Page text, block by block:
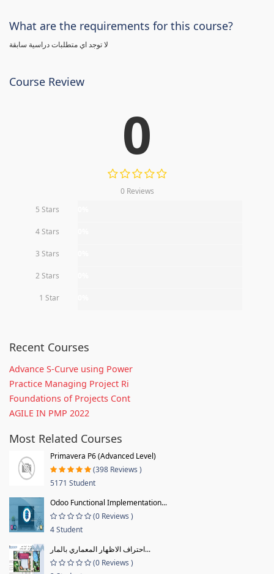
What are the requirements for this course?
لا توجد اي متطلبات دراسية سابقة
Course Review
0
0 Reviews
5 Stars
4 Stars
3 Stars
2 Stars
1 Star
Recent Courses
Advance S-Curve using Power
Practice Managing Project Ri
Foundations of Projects Cont
AGILE IN PMP 2022
Most Related Courses
Primavera P6 (Advanced Level)
(398 Reviews )
5171 Student
Odoo Functional Implementation...
(0 Reviews )
4 Student
احتراف الاظهار المعماري بالمار...
(0 Reviews )